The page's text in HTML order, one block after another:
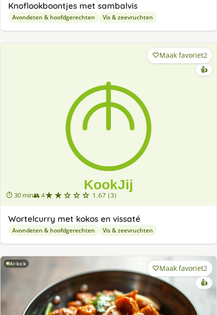
Knoflookboontjes met sambalvis
Avondeten & hoofdgerechten Vis & zeevruchten
⏱ 30 min👥 4★★☆☆☆ 1.67 (3)
Maak favoriet2
👍
Wortelcurry met kokos en vissaté
Avondeten & hoofdgerechten Vis & zeevruchten
AI-kok Maak favoriet2
👍